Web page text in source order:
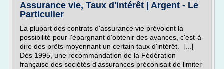
Assurance vie, Taux d'intérêt | Argent - Le
Particulier
La plupart des contrats d'assurance vie prévoient la
possibilité pour l'épargnant d'obtenir des avances, c'est-à-
dire des prêts moyennant un certain taux d'intérêt. [...]
Dès 1995, une recommandation de la Fédération
française des sociétés d'assurances préconisait de limiter